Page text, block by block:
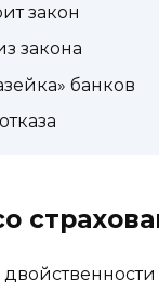
закон
закона
банков